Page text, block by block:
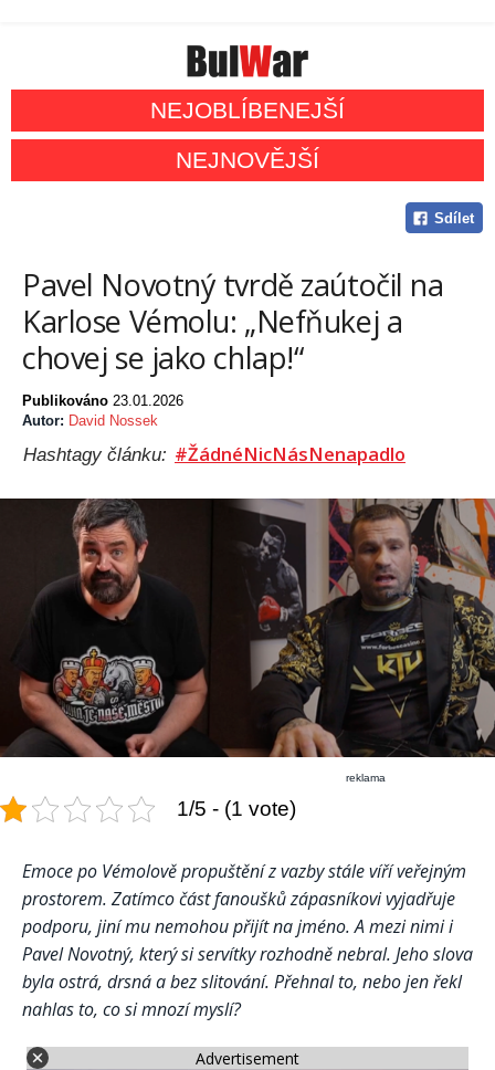
NEJOBLÍBENEJŠÍ
NEJNOVĚJŠÍ
Sdílet
Pavel Novotný tvrdě zaútočil na
Karlose Vémolu: „Nefňukej a
chovej se jako chlap!“
Publikováno 23.01.2026
Autor: David Nossek
Hashtagy článku: #ŽádnéNicNásNenapadlo
reklama
1/5 - (1 vote)
Emoce po Vémolově propuštění z vazby stále víří veřejným
prostorem. Zatímco část fanoušků zápasníkovi vyjadřuje
podporu, jiní mu nemohou přijít na jméno. A mezi nimi i
Pavel Novotný, který si servítky rozhodně nebral. Jeho slova
byla ostrá, drsná a bez slitování. Přehnal to, nebo jen řekl
nahlas to, co si mnozí myslí?
Advertisement